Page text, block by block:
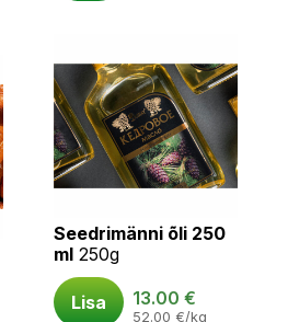
Seedrimänni õli 250
ml 250g
Lisa 13.00 €
52.00 €/kg